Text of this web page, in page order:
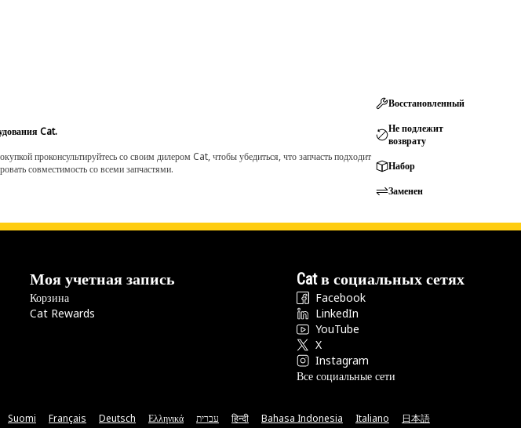
Cat.
проконсультируйтесь со своим дилером Cat, чтобы убедиться, что запчасть подходит
совместимость со всеми запчастями.
Восстановленный
Не подлежит
возврату
Набор
Заменен
Моя учетная запись
Корзина
Cat Rewards
Cat в социальных сетях
Facebook
LinkedIn
YouTube
X
Instagram
Все социальные сети
Suomi Français Deutsch Ελληνικά עברית हिन्दी Bahasa Indonesia Italiano 日本語